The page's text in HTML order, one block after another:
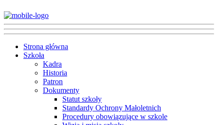
Strona główna
Szkoła
Kadra
Historia
Patron
Dokumenty
Statut szkoły
Standardy Ochrony Małoletnich
Procedury obowiązujące w szkole